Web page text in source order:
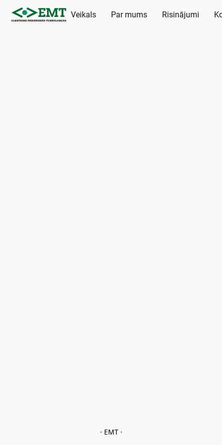
Veikals Par mums Risinājumi
· EMT ·